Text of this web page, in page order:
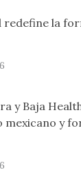
redefine la
y Baja
y